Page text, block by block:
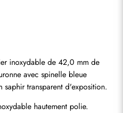
inoxydable de 42,0 mm de
avec spinelle bleue
transparent d'exposition.
hautement polie.